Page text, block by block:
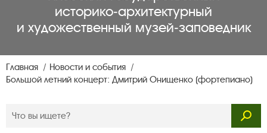
историко‑архитектурный
и художественный музей‑заповедник
Главная
Новости и события
Большой летний концерт: Дмитрий Онищенко (фортепиано)